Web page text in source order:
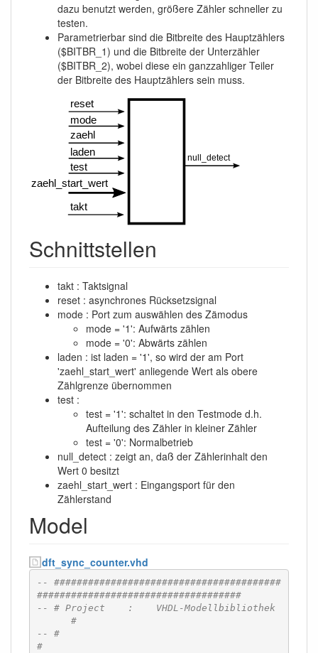
dazu benutzt werden, größere Zähler schneller zu
testen.
Parametrierbar sind die Bitbreite des Hauptzählers
($BITBR_1) und die Bitbreite der Unterzähler
($BITBR_2), wobei diese ein ganzzahliger Teiler
der Bitbreite des Hauptzählers sein muss.
Schnittstellen
takt : Taktsignal
reset : asynchrones Rücksetzsignal
mode : Port zum auswählen des Zämodus
mode = '1': Aufwärts zählen
mode = '0': Abwärts zählen
laden : ist laden = '1', so wird der am Port
'zaehl_start_wert' anliegende Wert als obere
Zählgrenze übernommen
test :
test = '1': schaltet in den Testmode d.h.
Aufteilung des Zähler in kleiner Zähler
test = '0': Normalbetrieb
null_detect : zeigt an, daß der Zählerinhalt den
Wert 0 besitzt
zaehl_start_wert : Eingangsport für den
Zählerstand
Model
dft_sync_counter.vhd
-- ########################################
####################################
-- # Project    :    VHDL-Modellbibliothek
      #
-- #
#